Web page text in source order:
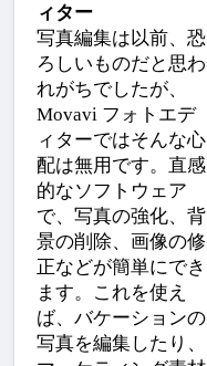
ィター
写真編集は以前、恐
ろしいものだと思わ
れがちでしたが、
Movavi フォトエデ
ィターではそんな心
配は無用です。直感
的なソフトウェア
で、写真の強化、背
景の削除、画像の修
正などが簡単にでき
ます。これを使え
ば、バケーションの
写真を編集したり、